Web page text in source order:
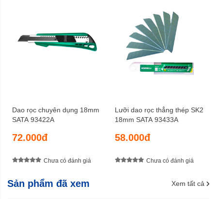
Dao rọc chuyên dụng 18mm
SATA 93422A
72.000đ
Chưa có đánh giá
Lưỡi dao rọc thẳng thép SK2
18mm SATA 93433A
58.000đ
Chưa có đánh giá
Sản phẩm đã xem Xem tất cả